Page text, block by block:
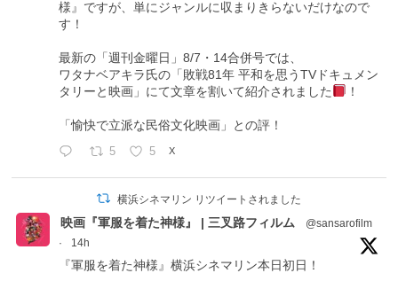
様』ですが、単にジャンルに収まりきらないだけなので
す！
最新の「週刊金曜日」8/7・14合併号では、
ワタナベアキラ氏の「敗戦81年 平和を思うTVドキュメン
タリーと映画」にて文章を割いて紹介されました
！
「愉快で立派な民俗文化映画」との評！
5 5 X
横浜シネマリン リツイートされました
映画『軍服を着た神様』 | 三叉路フィルム
@sansarofilm
·
14h
『軍服を着た神様』横浜シネマリン本日初日！